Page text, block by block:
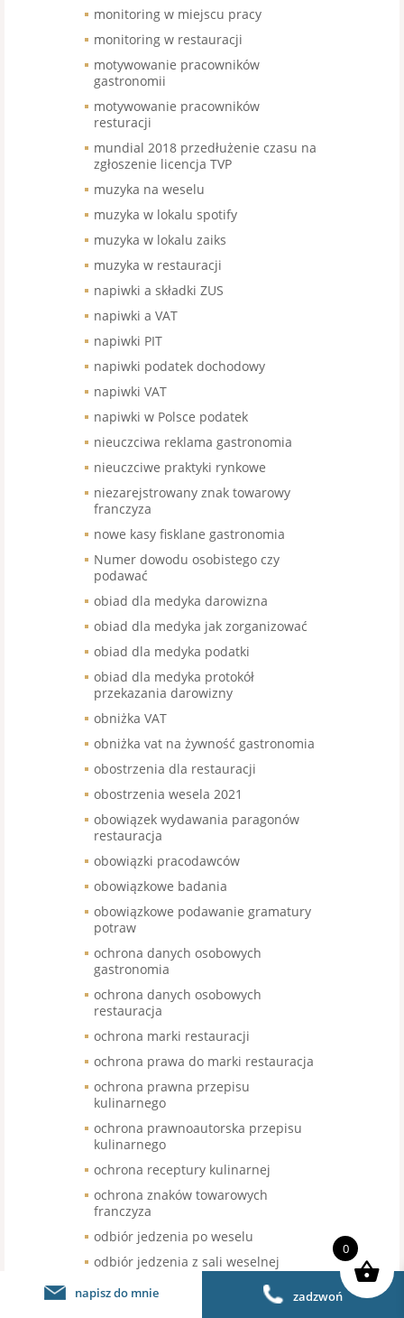
monitoring w miejscu pracy
monitoring w restauracji
motywowanie pracowników
gastronomii
motywowanie pracowników
resturacji
mundial 2018 przedłużenie czasu na
zgłoszenie licencja TVP
muzyka na weselu
muzyka w lokalu spotify
muzyka w lokalu zaiks
muzyka w restauracji
napiwki a składki ZUS
napiwki a VAT
napiwki PIT
napiwki podatek dochodowy
napiwki VAT
napiwki w Polsce podatek
nieuczciwa reklama gastronomia
nieuczciwe praktyki rynkowe
niezarejstrowany znak towarowy
franczyza
nowe kasy fisklane gastronomia
Numer dowodu osobistego czy
podawać
obiad dla medyka darowizna
obiad dla medyka jak zorganizować
obiad dla medyka podatki
obiad dla medyka protokół
przekazania darowizny
obniżka VAT
obniżka vat na żywność gastronomia
obostrzenia dla restauracji
obostrzenia wesela 2021
obowiązek wydawania paragonów
restauracja
obowiązki pracodawców
obowiązkowe badania
obowiązkowe podawanie gramatury
potraw
ochrona danych osobowych
gastronomia
ochrona danych osobowych
restauracja
ochrona marki restauracji
ochrona prawa do marki restauracja
ochrona prawna przepisu
kulinarnego
ochrona prawnoautorska przepisu
kulinarnego
ochrona receptury kulinarnej
ochrona znaków towarowych
franczyza
odbiór jedzenia po weselu
odbiór jedzenia z sali weselnej
odbiór nieskonsumowanego jedzenia
po weselu
napisz do mnie zadzwoń
0